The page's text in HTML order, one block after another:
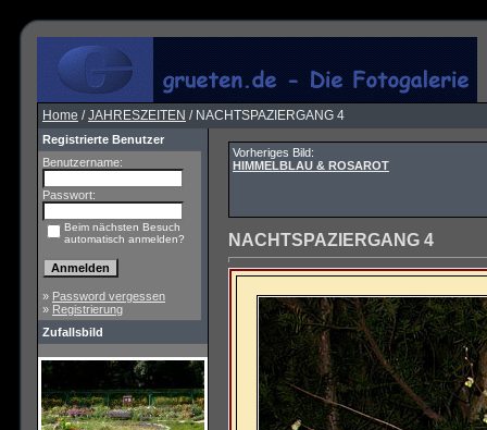
Home /JAHRESZEITEN / NACHTSPAZIERGANG 4
Registrierte Benutzer
Benutzername:
Passwort:
Beim nächsten Besuch
automatisch anmelden?
» Password vergessen
» Registrierung
Zufallsbild
Vorheriges Bild:
HIMMELBLAU & ROSAROT
NACHTSPAZIERGANG 4